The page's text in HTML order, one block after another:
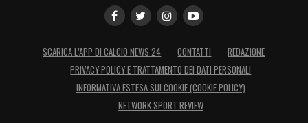
SCARICA L’APP DI CALCIO NEWS 24 CONTATTI
REDAZIONE
PRIVACY POLICY E TRATTAMENTO DEI DATI PERSONALI
INFORMATIVA ESTESA SUI COOKIE (COOKIE POLICY)
NETWORK SPORT REVIEW